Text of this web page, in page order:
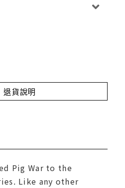
退貨說明
Pig War to the
Like any other